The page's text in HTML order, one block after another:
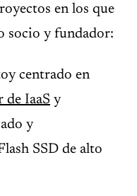
en los que
socio y fundador:
centrado en
de IaaS y
y
SSD de alto